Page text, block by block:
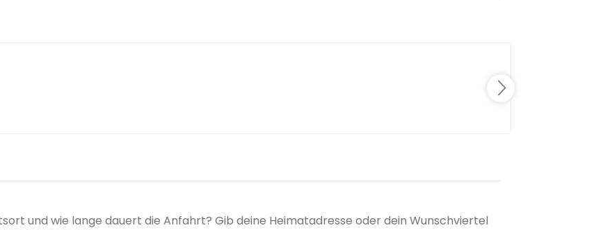
und wie lange dauert die Anfahrt? Gib deine Heimatadresse oder dein Wunschviertel